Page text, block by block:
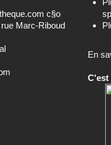
c§o
Marc-Riboud
En
C'est